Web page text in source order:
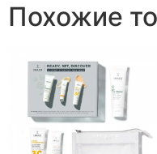
Похожие